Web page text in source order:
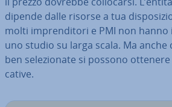
dipende dalle risorse a tua
molti im­pren­di­to­ri e PMI non hanno
uno studio su larga scala. Ma anche
ben se­le­zio­na­te si possono
ca­ti­ve.